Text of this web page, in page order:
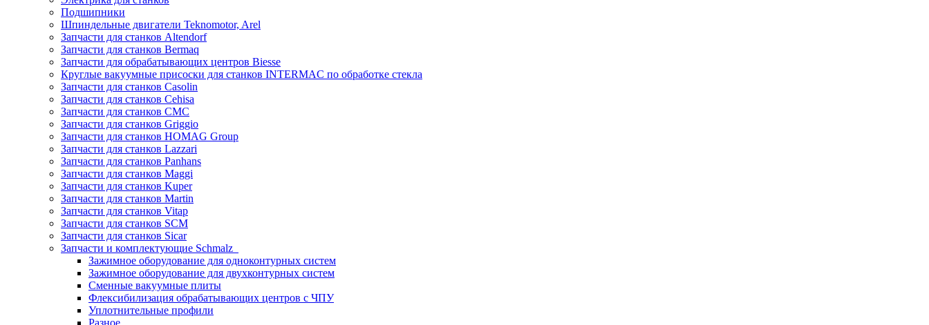
Подшипники
Шпиндельные двигатели Teknomotor, Arel
Запчасти для станков Altendorf
Запчасти для станков Bermaq
Запчасти для обрабатывающих центров Biesse
Круглые вакуумные присоски для станков INTERMAC по обработке стекла
Запчасти для станков Casolin
Запчасти для станков Cehisa
Запчасти для станков CMC
Запчасти для станков Griggio
Запчасти для станков HOMAG Group
Запчасти для станков Lazzari
Запчасти для станков Panhans
Запчасти для станков Maggi
Запчасти для станков Kuper
Запчасти для станков Martin
Запчасти для станков Vitap
Запчасти для станков SCM
Запчасти для станков Sicar
Запчасти и комплектующие Schmalz
Зажимное оборудование для одноконтурных систем
Зажимное оборудование для двухконтурных систем
Сменные вакуумные плиты
Флексибилизация обрабатывающих центров с ЧПУ
Уплотнительные профили
Разное